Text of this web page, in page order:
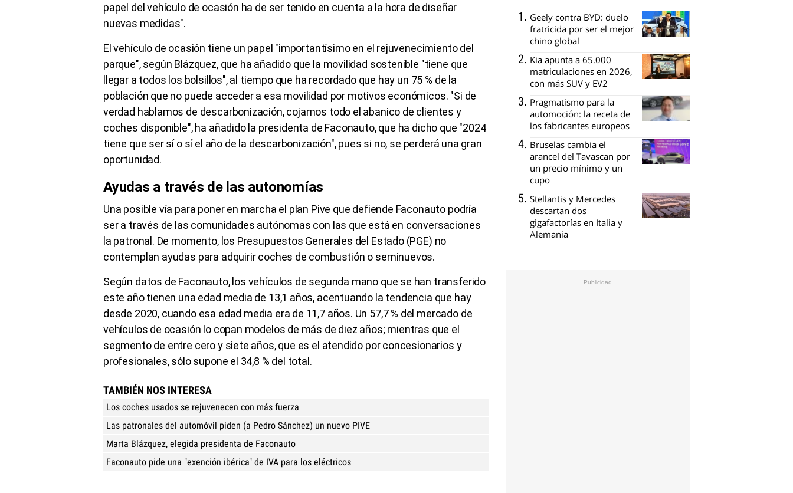
papel del vehículo de ocasión ha de ser tenido en cuenta a la hora de diseñar
nuevas medidas".
El vehículo de ocasión tiene un papel "importantísimo en el rejuvenecimiento del
parque", según Blázquez, que ha añadido que la movilidad sostenible "tiene que
llegar a todos los bolsillos", al tiempo que ha recordado que hay un 75 % de la
población que no puede acceder a esa movilidad por motivos económicos. "Si de
verdad hablamos de descarbonización, cojamos todo el abanico de clientes y
coches disponible", ha añadido la presidenta de Faconauto, que ha dicho que "2024
tiene que ser sí o sí el año de la descarbonización", pues si no, se perderá una gran
oportunidad.
Ayudas a través de las autonomías
Una posible vía para poner en marcha el plan Pive que defiende Faconauto podría
ser a través de las comunidades autónomas con las que está en conversaciones
la patronal. De momento, los Presupuestos Generales del Estado (PGE) no
contemplan ayudas para adquirir coches de combustión o seminuevos.
Según datos de Faconauto, los vehículos de segunda mano que se han transferido
este año tienen una edad media de 13,1 años, acentuando la tendencia que hay
desde 2020, cuando esa edad media era de 11,7 años. Un 57,7 % del mercado de
vehículos de ocasión lo copan modelos de más de diez años; mientras que el
segmento de entre cero y siete años, que es el atendido por concesionarios y
profesionales, sólo supone el 34,8 % del total.
TAMBIÉN NOS INTERESA
Los coches usados se rejuvenecen con más fuerza
Las patronales del automóvil piden (a Pedro Sánchez) un nuevo PIVE
Marta Blázquez, elegida presidenta de Faconauto
Faconauto pide una "exención ibérica" de IVA para los eléctricos
Geely contra BYD: duelo
fratricida por ser el mejor
chino global
Kia apunta a 65.000
matriculaciones en 2026,
con más SUV y EV2
Pragmatismo para la
automoción: la receta de
los fabricantes europeos
Bruselas cambia el
arancel del Tavascan por
un precio mínimo y un
cupo
Stellantis y Mercedes
descartan dos
gigafactorías en Italia y
Alemania